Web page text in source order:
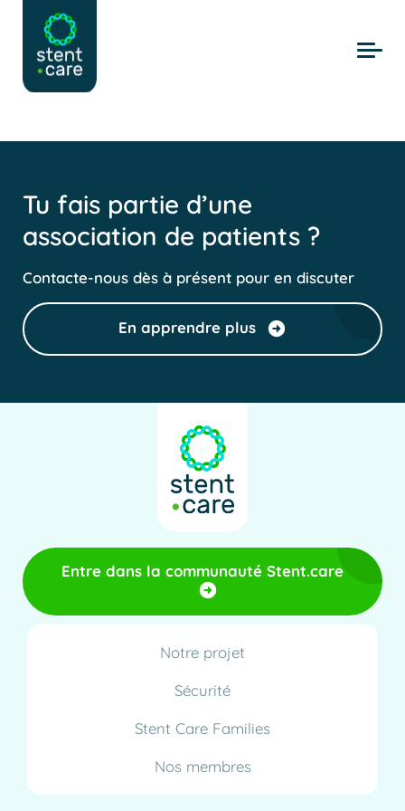
Skip to main content
Tu fais partie d’une
association de patients ?
Contacte-nous dès à présent pour en discuter
En apprendre plus
Entre dans la communauté Stent.care
Notre projet
Sécurité
Stent Care Families
Nos membres